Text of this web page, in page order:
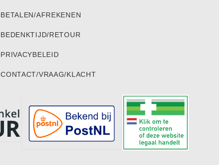
BETALEN/AFREKENEN
BEDENKTIJD/RETOUR
PRIVACYBELEID
CONTACT/VRAAG/KLACHT